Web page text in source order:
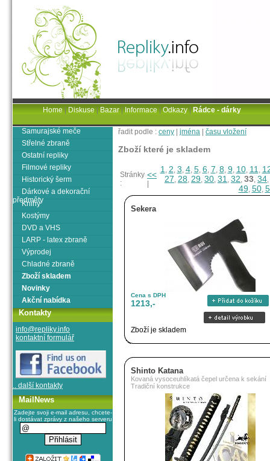
řadit podle : ceny jména času vložení
Zboží které je skladem
Stránky
:
<<
1, 2, 3, 4, 5, 6, 7, 8, 9, 10, 11,
27, 28, 29, 30, 31 , 32, 33, 34,
49, 50,
Sekera
Cena s DPH
1213,-
Zboží je skladem
Shinto Katana
Kovaná vysoceuhlíkatá čepel určena k sekání
Tradiční konstrukce
Samurajské meče
Střelné zbraně
Ostatní repliky
Filmové repliky
Historický šerm
Dárkové a dekorační
předměty
Knihy
Kostýmy
DVD a VHS
LARP - latex zbraně
Výprodej
Chladné zbraně
Zboží skladem
Novinky
Akční nabídka
Kontakty
info@repliky.info
kontaktní formulář
.. další kontakty
MailNews
Zadejte svoji e-mail adresu, chcete-
li dostávat zprávy z našeho serveru
Home|Diskuse|Bazar|Informace|Odkazy|Rádce - dárky